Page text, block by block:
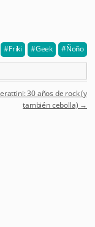
Friki Geek Ñoño
30 años de rock (y
también cebolla) →